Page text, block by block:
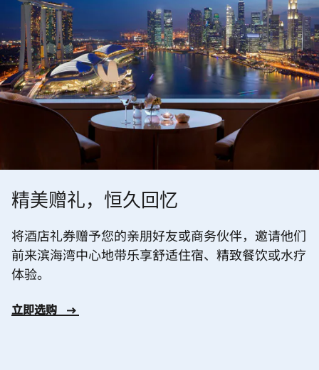
精美赠礼，恒久回忆
将酒店礼券赠予您的亲朋好友或商务伙伴，邀请他们
前来滨海湾中心地带乐享舒适住宿、精致餐饮或水疗
体验。
立即选购